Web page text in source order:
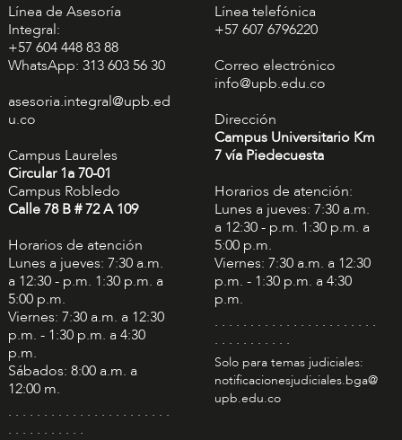
Línea de Asesoría
Integral:
+57 604 448 83 88
WhatsApp: 313 603 56 30
asesoria.integral@upb.ed
u.co
Campus Laureles
Circular 1a 70-01
Campus Robledo
Calle 78 B # 72 A 109
Horarios de atención
Lunes a jueves: 7:30 a.m.
a 12:30 - p.m. 1:30 p.m. a
5:00 p.m.
Viernes: 7:30 a.m. a 12:30
p.m. - 1:30 p.m. a 4:30
p.m.
Sábados: 8:00 a.m. a
12:00 m.
. . . . . . . . . . . . . . . . . . . . . . .
. . . . . . . . . . .
Línea telefónica
+57 607 6796220
Correo electrónico
info@upb.edu.co
Dirección
Campus Universitario Km
7 vía Piedecuesta
Horarios de atención:
Lunes a jueves: 7:30 a.m.
a 12:30 - p.m. 1:30 p.m. a
5:00 p.m.
Viernes: 7:30 a.m. a 12:30
p.m. - 1:30 p.m. a 4:30
p.m.
. . . . . . . . . . . . . . . . . . . . . . .
. . . . . . . . . . .
Solo para temas judiciales:
notificacionesjudiciales.bga@
upb.edu.co